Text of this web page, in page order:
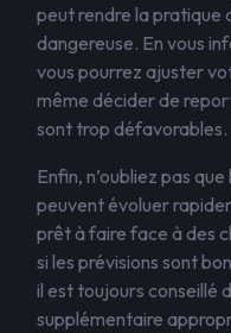
peut rendre la pratique
dangereuse. En vous
vous pourrez ajuster
même décider de
sont trop défavorables.
Enfin, n’oubliez pas
peuvent évoluer
prêt à faire face à des
si les prévisions sont
il est toujours conseillé
supplémentaire